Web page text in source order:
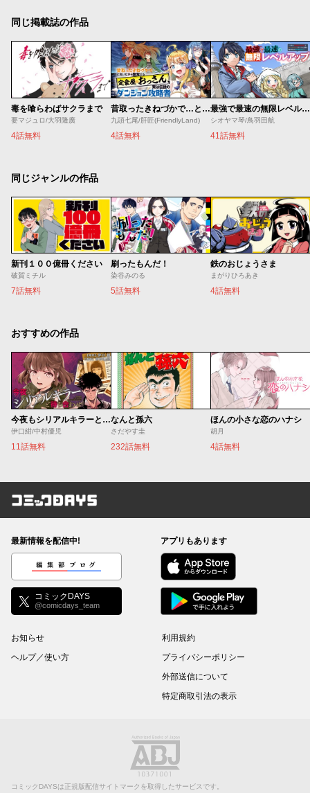
同じ掲載誌の作品
毒を喰らわばサクラまで
要マジュロ/大羽隆廣
4話無料
昔取ったきねづかで…と言いながら無双する定食屋のおっさん、実は伝説のダンジョン攻略者
九頭七尾/肝匠(FriendlyLand)
4話無料
最強で最速の無限レベルアップ ～スキル【経験値１０００倍】と【レベルフリー】でレベル上限の枷が外れた俺は無双する～
シオヤマ琴/鳥羽田航
41話無料
同じジャンルの作品
新刊１００億冊ください
破賀ミチル
7話無料
刷ったもんだ！
染谷みのる
5話無料
鉄のおじょうさま
まがりひろあき
4話無料
おすすめの作品
今夜もシリアルキラーと待ち合わせ
伊口紺/中村優児
11話無料
なんと孫六
さだやす圭
232話無料
ほんの小さな恋のハナシ
胡月
4話無料
コミックDAYS
最新情報を配信中!
編集部ブログ
コミックDAYS
@comicdays_team
アプリもあります
お知らせ
ヘルプ／使い方
利用規約
プライバシーポリシー
外部送信について
特定商取引法の表示
コミックDAYSは正規版配信サイトマークを取得したサービスです。